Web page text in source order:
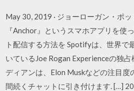
May 30, 2019 · ジョーローガン・ポ
『Anchor』というスマホアプリを使
ト配信する方法を Spotifyは、世界で
いているJoe Rogan Experienceの独
ディアンは、Elon Muskなどの注目
間続くチャットに引き付けます. […]